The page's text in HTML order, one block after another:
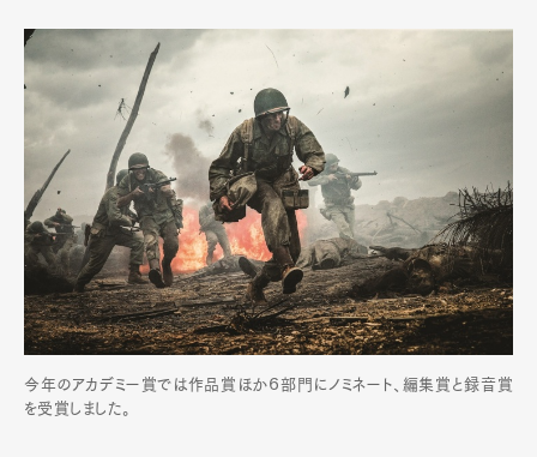
Pen Meet
Pen international Pen tw
今年のアカデミー賞では作品賞ほか６部門にノミネート、編集賞と録音賞
を受賞しました。